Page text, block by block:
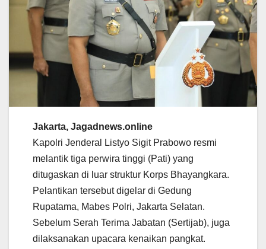
Jakarta, Jagadnews.online
Kapolri Jenderal Listyo Sigit Prabowo resmi
melantik tiga perwira tinggi (Pati) yang
ditugaskan di luar struktur Korps Bhayangkara.
Pelantikan tersebut digelar di Gedung
Rupatama, Mabes Polri, Jakarta Selatan.
Sebelum Serah Terima Jabatan (Sertijab), juga
dilaksanakan upacara kenaikan pangkat.